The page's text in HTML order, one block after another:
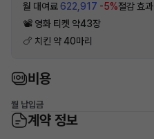
월 대여료 622,917 -5%절감 효과
📽 영화 티켓 약43장
🍗 치킨 약 40마리
비용
월 납입금
계약 정보